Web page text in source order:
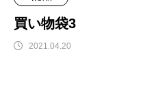
買い物袋3
2021.04.20